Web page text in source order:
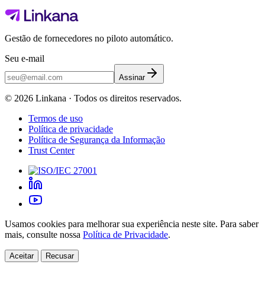
Gestão de fornecedores no piloto automático.
Seu e-mail
Assinar
© 2026 Linkana · Todos os direitos reservados.
Termos de uso
Política de privacidade
Política de Segurança da Informação
Trust Center
Usamos cookies para melhorar sua experiência neste site. Para saber
mais, consulte nossa Política de Privacidade.
Aceitar Recusar